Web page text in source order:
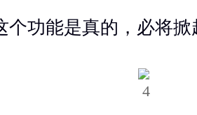
个功能是真的，必将